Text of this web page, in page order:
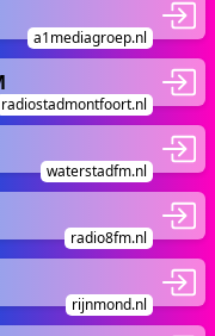
a1mediagroep.nl
radiostadmontfoort.nl
waterstadfm.nl
radio8fm.nl
rijnmond.nl